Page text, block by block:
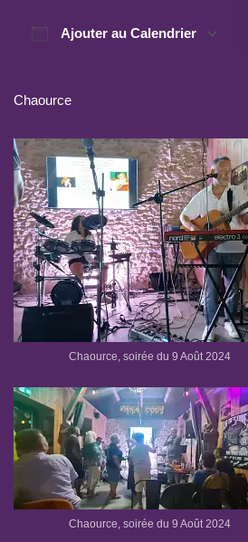
Ajouter au Calendrier
Chaource
Chaource, soirée du 9 Août 2024
Chaource, soirée du 9 Août 2024